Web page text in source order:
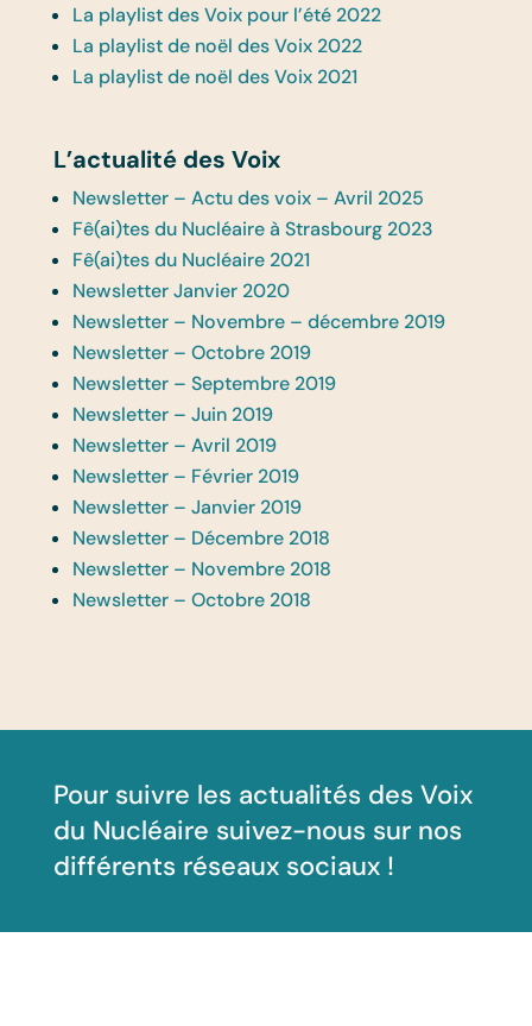
La playlist des Voix pour l’été 2022
La playlist de noël des Voix 2022
La playlist de noël des Voix 2021
L’actualité des Voix
Newsletter – Actu des voix – Avril 2025
Fê(ai)tes du Nucléaire à Strasbourg 2023
Fê(ai)tes du Nucléaire 2021
Newsletter Janvier 2020
Newsletter – Novembre – décembre 2019
Newsletter – Octobre 2019
Newsletter – Septembre 2019
Newsletter – Juin 2019
Newsletter – Avril 2019
Newsletter – Février 2019
Newsletter – Janvier 2019
Newsletter – Décembre 2018
Newsletter – Novembre 2018
Newsletter – Octobre 2018
Pour suivre les actualités des Voix
du Nucléaire suivez-nous sur nos
différents réseaux sociaux !